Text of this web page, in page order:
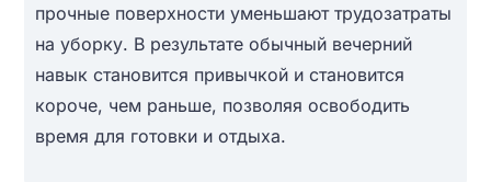
прочные поверхности уменьшают трудозатраты
на уборку. В результате обычный вечерний
навык становится привычкой и становится
короче, чем раньше, позволяя освободить
время для готовки и отдыха.